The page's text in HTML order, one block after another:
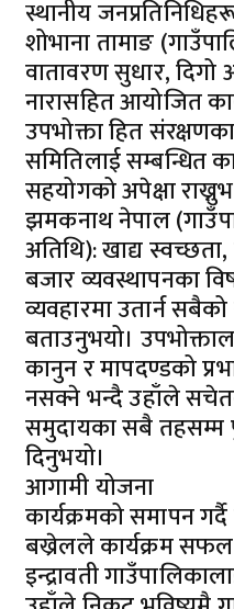
​स्थानीय
​शोभाना तामाङ
वातावरण सुधार, दिगो
नारासहित आयोजित
उपभोक्ता हित
समितिलाई सम्बन्धित
सहयोगको अपेक्षा
​झमकनाथ नेपाल
अतिथि): खाद्य
बजार व्यवस्थापनका
व्यवहारमा उतार्न
बताउनुभयो।
कानुन र मापदण्डको
नसक्ने भन्दै उहाँले
समुदायका सबै तहसम्म
दिनुभयो।
​आगामी योजना
​कार्यक्रमको समापन गर्दै
बख्रेलले कार्यक्रम
इन्द्रावती